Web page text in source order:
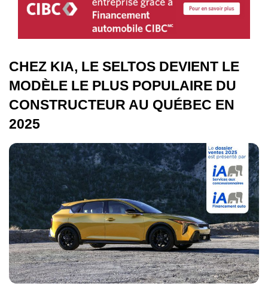
CHEZ KIA, LE SELTOS DEVIENT LE
MODÈLE LE PLUS POPULAIRE DU
CONSTRUCTEUR AU QUÉBEC EN
2025